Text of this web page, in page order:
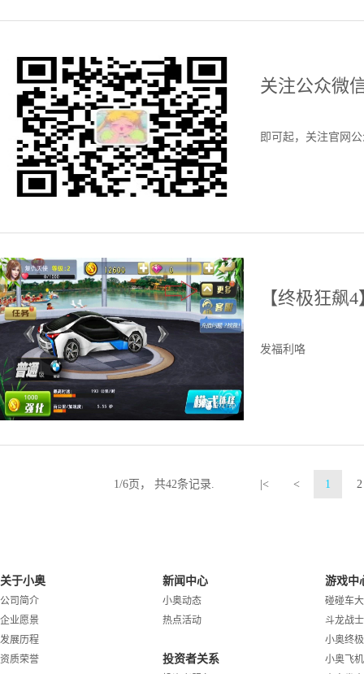
关注公众微
即可起，关注官网
【终极狂飙
发福利咯
1 /6页， 共42条记录. |< < 1 2
关于小奥
公司简介
企业愿景
发展历程
资质荣誉
新闻中心
小奥动态
热点活动
投资者关系
游戏中
碰碰车
斗龙战
小奥终
小奥飞